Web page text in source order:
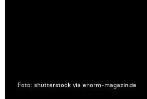
Foto: shutterstock via enorm-magazin.de